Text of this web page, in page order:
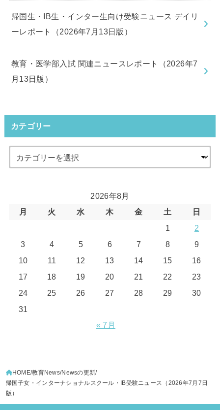
帰国生・IB生・インター生向け受験ニュース デイリ
ーレポート（2026年7月13日版）
教育・医学部入試 関連ニュースレポート（2026年7
月13日版）
カテゴリー
2026年8月
月
火 水 木 金 土
日
1
2
3
4 5 6 7 8
9
10
11 12 13 14 15
16
17
18 19 20 21 22
23
24
25 26 27 28 29
30
31
« 7月
HOME 教育News Newsの更新
帰国子女・インターナショナルスクール・IB受験ニュース（2026年7月7日
版）